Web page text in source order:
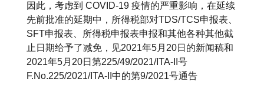
因此，考虑到 COVID-19 疫情的严重影响，在延续
先前批准的延期中，所得税部对TDS/TCS申报表、
SFT申报表、所得税申报表申报和其他各种其他截
止日期给予了减免，见2021年5月20日的新闻稿和
2021年5月20日第225/49/2021/ITA-II号
F.No.225/2021/ITA-II中的第9/2021号通告